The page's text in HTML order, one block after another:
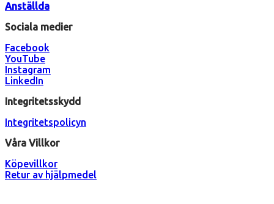
Anställda
Sociala medier
Facebook
YouTube
Instagram
LinkedIn
Integritetsskydd
Integritetspolicyn
Våra Villkor
Köpevillkor
Retur av hjälpmedel